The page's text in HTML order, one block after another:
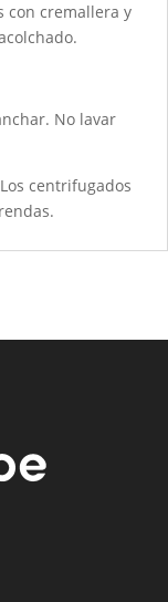
con cremallera y
No lavar
centrifugados